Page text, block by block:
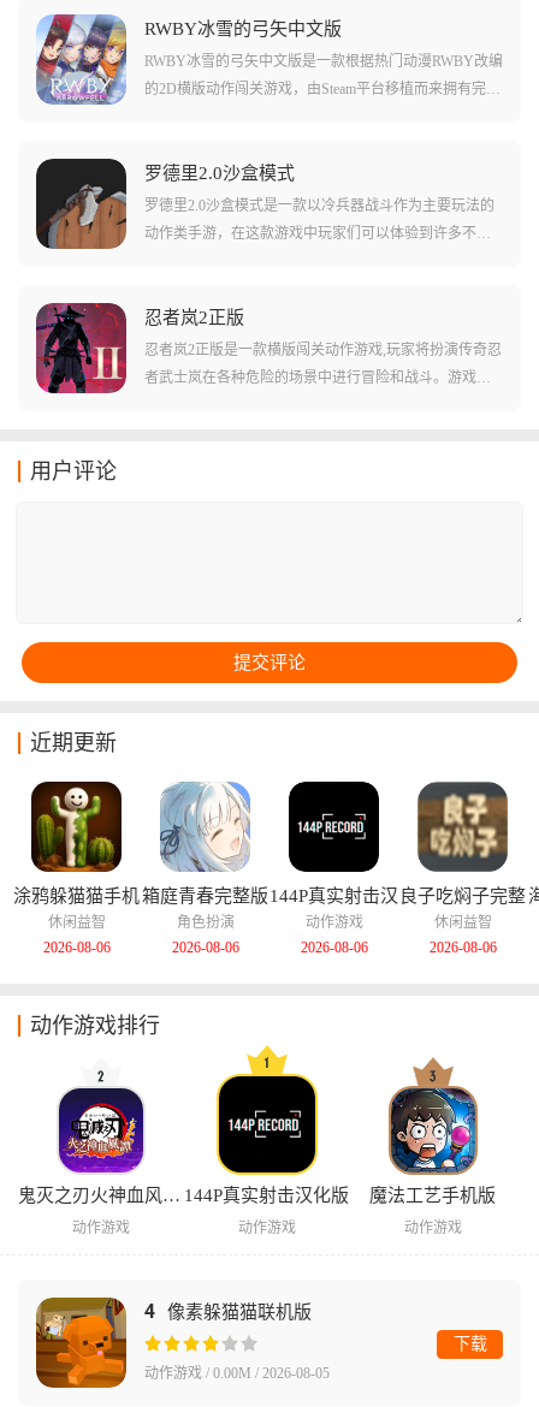
编程式自由构筑与每局随机的肉鸽体验。玩家将化身初
出茅庐的法师勇者,在随机生成的魔法世界中探索未知地
图,通过上百种符文的自由搭配创造出千变万化的魔法效
RWBY冰雪的弓矢中文版
RWBY冰雪的弓矢中文版是一款根据热门动漫RWBY改编
的2D横版动作闯关游戏，由Steam平台移植而来拥有完整
家需要操控手中的角色与敌人进行战斗守护陷入危机的
王国和居民。游戏中加入了原作中未出现的原创角色以
及原作独有的CG动漫动画，更加显示出游戏的魅力。玩
特效给玩家带来超棒的战斗体验。
罗德里2.0沙盒模式
罗德里2.0沙盒模式是一款以冷兵器战斗作为主要玩法的
动作类手游，在这款游戏中玩家们可以体验到许多不同
方！游戏中的各种武器都独居特色，而且在不同的环境
下也会发生很多不同的变化，比如说在游戏中的天气会
影响到弓箭的射程，下雪等天气则会对骑兵速度造成影
忍者岚2正版
忍者岚2正版是一款横版闯关动作游戏,玩家将扮演传奇忍
者武士岚在各种危险的场景中进行冒险和战斗。游戏采
用户评论
近期更新
涂鸦躲猫猫手机
版
休闲益智
2026-08-06
箱庭青春完整版
角色扮演
2026-08-06
144P真实射击汉
化版
动作游戏
2026-08-06
良子吃焖子完整
版
休闲益智
2026-08-06
动作游戏排行
鬼灭之刃火神血风谭手机版
动作游戏
144P真实射击汉化版
动作游戏
魔法工艺手机版
动作游戏
4 像素躲猫猫联机版
动作游戏 / 0.00M / 2026-08-05
下载